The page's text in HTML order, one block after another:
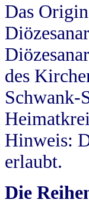
Das
des
Schwank-
Hinweis:
erlaubt.
Die